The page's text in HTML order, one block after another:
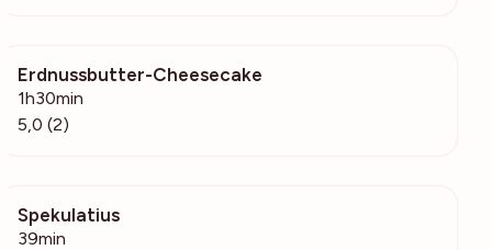
Erdnussbutter-Cheesecake
1h30min
5,0 (2)
Spekulatius
39min